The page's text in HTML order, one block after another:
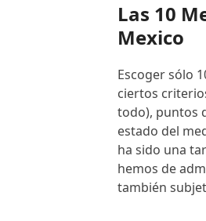
Las 10
Mexico
Escoger sólo
ciertos
todo), puntos
estado del
ha sido una
hemos de
también